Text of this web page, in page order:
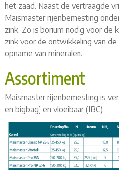
het zaad. Naast de vertraagde
Maismaster rijenbemesting
zink. Zo is borium nodig voor de
zink voor de ontwikkeling van
opname van mineralen.
Assortiment
Maismaster rijenbemesting is
en bigbag) en vloeibaar (IBC).